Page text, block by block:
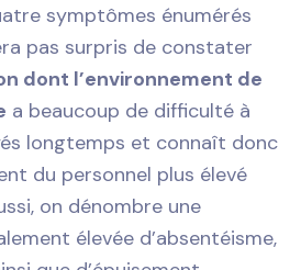
symptômes énumérés
pas surpris de constater
dont l’environnement de
a beaucoup de difficulté à
longtemps et connaît donc
du personnel plus élevé
on dénombre une
élevée d’absentéisme,